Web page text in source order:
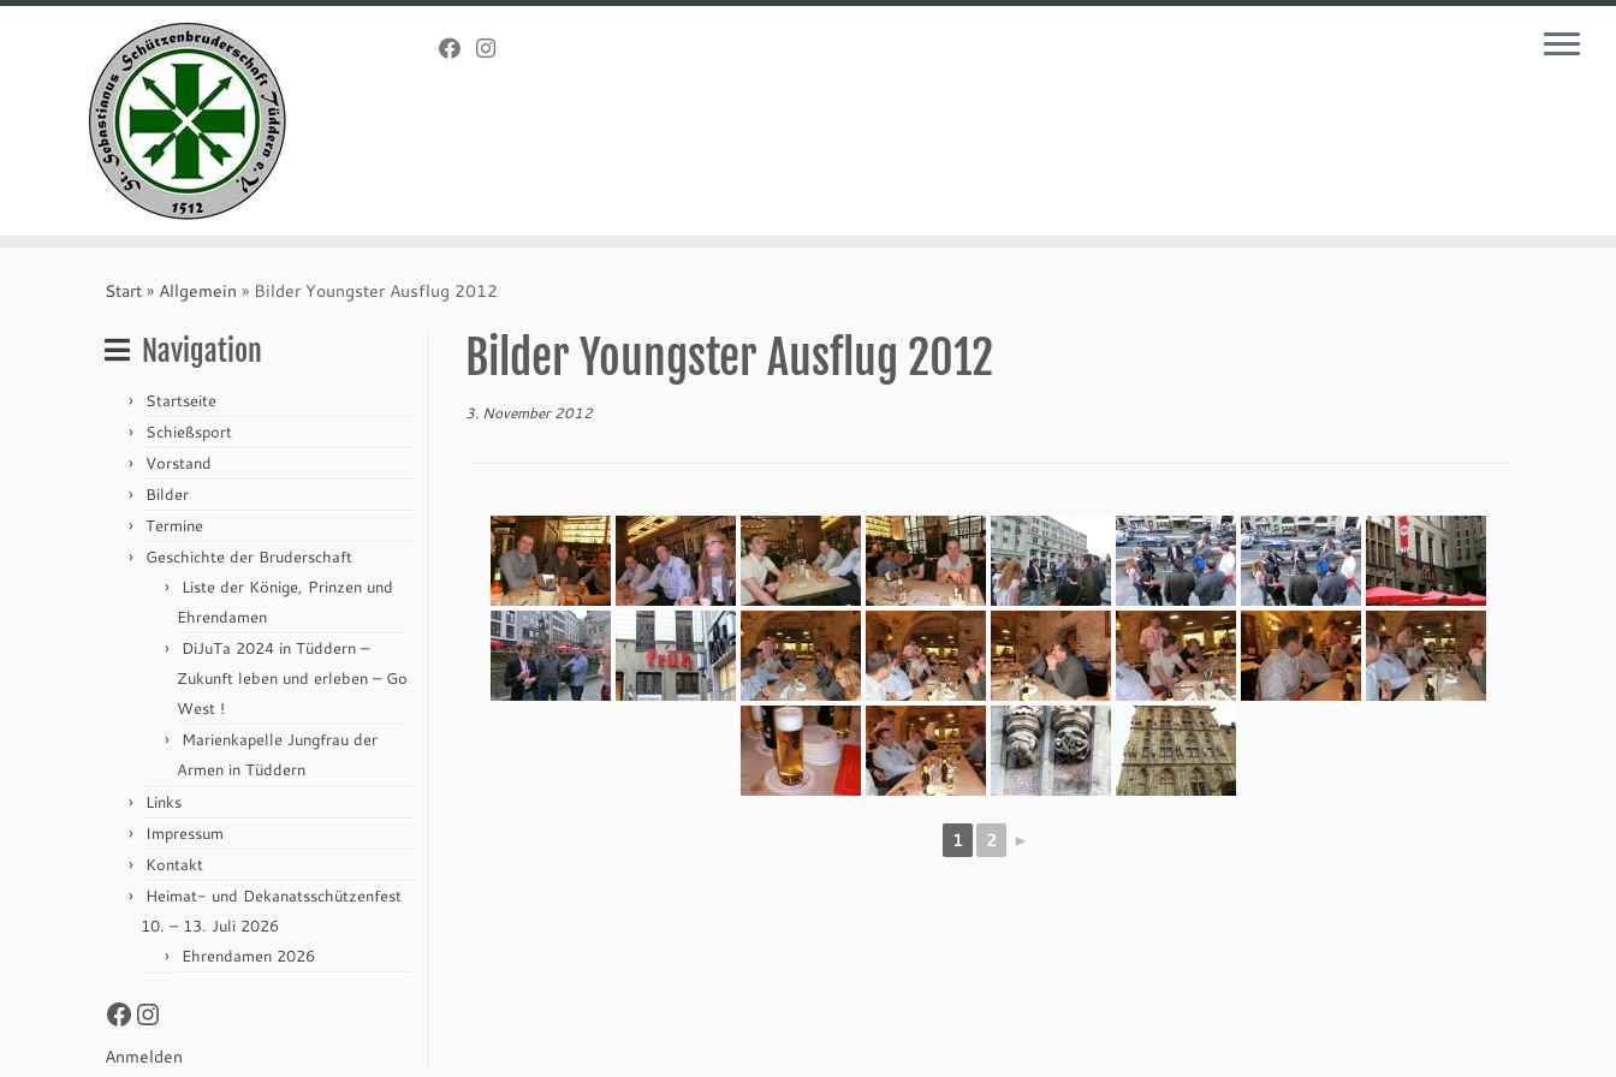
Start » Allgemein » Bilder Youngster Ausflug 2012
Navigation
Startseite
Schießsport
Vorstand
Bilder
Termine
Geschichte der Bruderschaft
Liste der Könige, Prinzen und
Ehrendamen
DiJuTa 2024 in Tüddern –
Zukunft leben und erleben – Go
West !
Marienkapelle Jungfrau der
Armen in Tüddern
Links
Impressum
Kontakt
Heimat- und Dekanatsschützenfest
10. – 13. Juli 2026
Ehrendamen 2026
Facebook
Instagram
Anmelden
Bilder Youngster Ausflug 2012
3. November 2012
1 2 ►